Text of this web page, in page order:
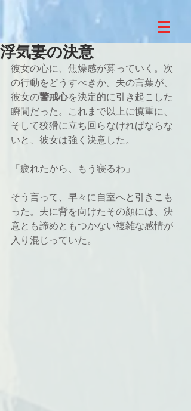
浮気妻の決意
彼女の心に、焦燥感が募っていく。次
の行動をどうすべきか。夫の言葉が、
彼女の警戒心を決定的に引き起こした
瞬間だった。これまで以上に慎重に、
そして狡猾に立ち回らなければならな
いと、彼女は強く決意した。
「疲れたから、もう寝るわ」
そう言って、早々に自室へと引きこも
った。夫に背を向けたその顔には、決
意とも諦めともつかない複雑な感情が
入り混じっていた。